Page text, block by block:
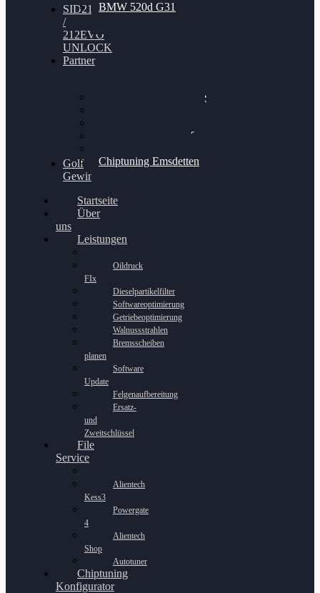
BMW 520d G31
SID212
/
212EVO
UNLOCK
Partner
Bilgenroth Performance
Chiptuning Schüttorf
Chiptuning Emsdetten
Golf
Gewinnspiel
Startseite
Über
uns
Leistungen
Oildruck
FIx
Dieselpartikelfilter
Softwareoptimierung
Getriebeoptimierung
Walnussstrahlen
Bremsscheiben
planen
Software
Update
Felgenaufbereitung
Ersatz-
und
Zweitschlüssel
File
Service
Alientech
Kess3
Powergate
4
Alientech
Shop
Autotuner
Chiptuning
Konfigurator